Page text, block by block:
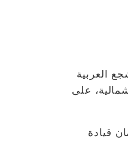
العربية
على
قيادة